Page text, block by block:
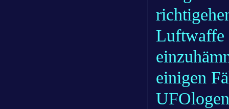
Luftwaffe
einigen